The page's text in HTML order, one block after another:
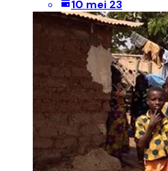
10 mei 23